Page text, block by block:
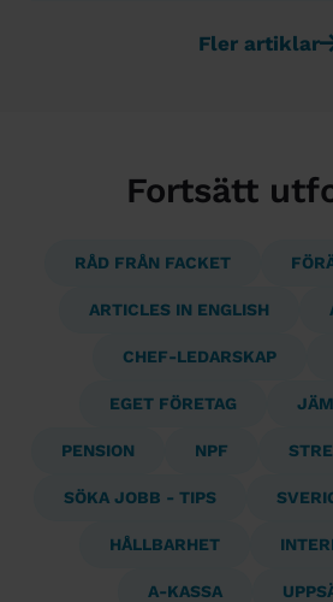
Fler artiklar
Fortsätt
RÅD FRÅN FACKET
ARTICLES IN ENGLISH
CHEF-LEDARSKAP
EGET FÖRETAG
PENSION NPF
SÖKA JOBB - TIPS
HÅLLBARHET
A-KASSA